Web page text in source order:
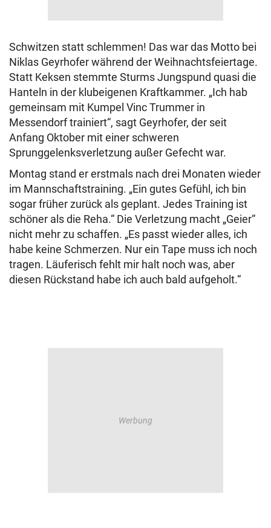
Schwitzen statt schlemmen! Das war das Motto bei
Niklas Geyrhofer während der Weihnachtsfeiertage.
Statt Keksen stemmte Sturms Jungspund quasi die
Hanteln in der klubeigenen Kraftkammer. „Ich hab
gemeinsam mit Kumpel Vinc Trummer in
Messendorf trainiert“, sagt Geyrhofer, der seit
Anfang Oktober mit einer schweren
Sprunggelenksverletzung außer Gefecht war.
Montag stand er erstmals nach drei Monaten wieder
im Mannschaftstraining. „Ein gutes Gefühl, ich bin
sogar früher zurück als geplant. Jedes Training ist
schöner als die Reha.“ Die Verletzung macht „Geier“
nicht mehr zu schaffen. „Es passt wieder alles, ich
habe keine Schmerzen. Nur ein Tape muss ich noch
tragen. Läuferisch fehlt mir halt noch was, aber
diesen Rückstand habe ich auch bald aufgeholt.“